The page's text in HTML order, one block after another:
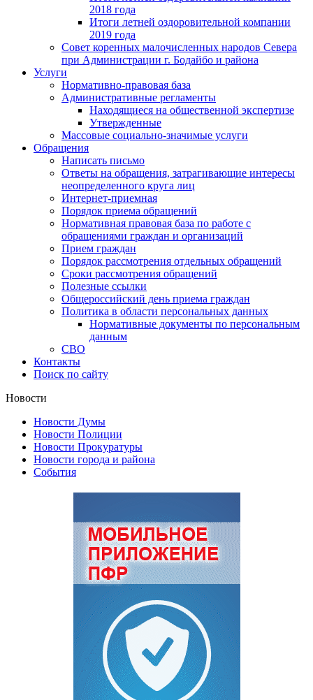
2018 года
Итоги летней оздоровительной компании
2019 года
Совет коренных малочисленных народов Севера
при Администрации г. Бодайбо и района
Услуги
Нормативно-правовая база
Административные регламенты
Находящиеся на общественной экспертизе
Утвержденные
Массовые социально-значимые услуги
Обращения
Написать письмо
Ответы на обращения, затрагивающие интересы
неопределенного круга лиц
Интернет-приемная
Порядок приема обращений
Нормативная правовая база по работе с
обращениями граждан и организаций
Прием граждан
Порядок рассмотрения отдельных обращений
Сроки рассмотрения обращений
Полезные ссылки
Общероссийский день приема граждан
Политика в области персональных данных
Нормативные документы по персональным
данным
СВО
Контакты
Поиск по сайту
Новости
Новости Думы
Новости Полиции
Новости Прокуратуры
Новости города и района
События